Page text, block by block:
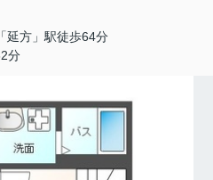
延方」駅徒歩64分
分